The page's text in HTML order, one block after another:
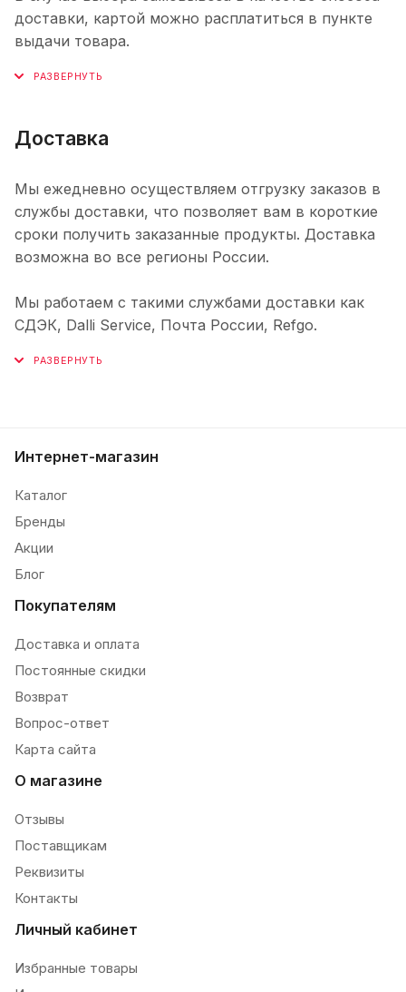
доставки, картой можно расплатиться в пункте
выдачи товара.
Доставка
Мы ежедневно осуществляем отгрузку заказов в
службы доставки, что позволяет вам в короткие
сроки получить заказанные продукты. Доставка
возможна во все регионы России.
Мы работаем с такими службами доставки как
СДЭК, Dalli Service, Почта России, Refgo.
Интернет-магазин
Каталог
Бренды
Акции
Блог
Покупателям
Доставка и оплата
Постоянные скидки
Возврат
Вопрос-ответ
Карта сайта
О магазине
Отзывы
Поставщикам
Реквизиты
Контакты
Личный кабинет
Избранные товары